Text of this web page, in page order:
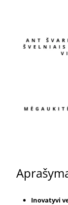
Inovatyvi